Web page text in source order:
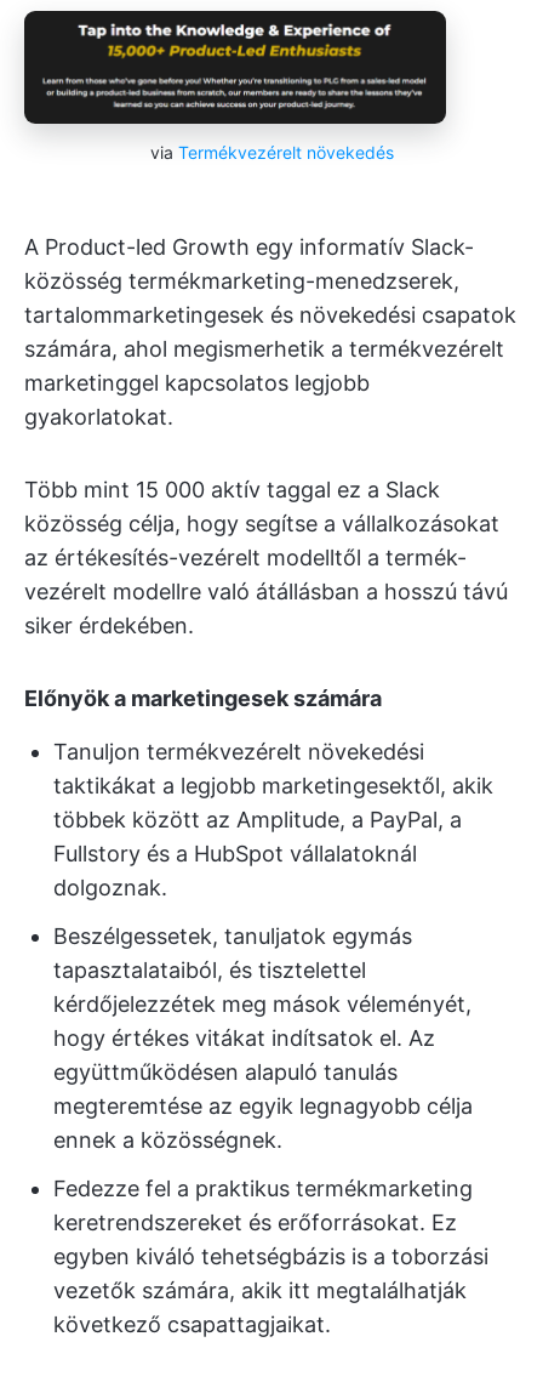
via Termékvezérelt növekedés
A Product-led Growth egy informatív Slack-
közösség termékmarketing-menedzserek,
tartalommarketingesek és növekedési csapatok
számára, ahol megismerhetik a termékvezérelt
marketinggel kapcsolatos legjobb
gyakorlatokat.
Több mint 15 000 aktív taggal ez a Slack
közösség célja, hogy segítse a vállalkozásokat
az értékesítés-vezérelt modelltől a termék-
vezérelt modellre való átállásban a hosszú távú
siker érdekében.
Előnyök a marketingesek számára
Tanuljon termékvezérelt növekedési
taktikákat a legjobb marketingesektől, akik
többek között az Amplitude, a PayPal, a
Fullstory és a HubSpot vállalatoknál
dolgoznak.
Beszélgessetek, tanuljatok egymás
tapasztalataiból, és tisztelettel
kérdőjelezzétek meg mások véleményét,
hogy értékes vitákat indítsatok el. Az
együttműködésen alapuló tanulás
megteremtése az egyik legnagyobb célja
ennek a közösségnek.
Fedezze fel a praktikus termékmarketing
keretrendszereket és erőforrásokat. Ez
egyben kiváló tehetségbázis is a toborzási
vezetők számára, akik itt megtalálhatják
következő csapattagjaikat.